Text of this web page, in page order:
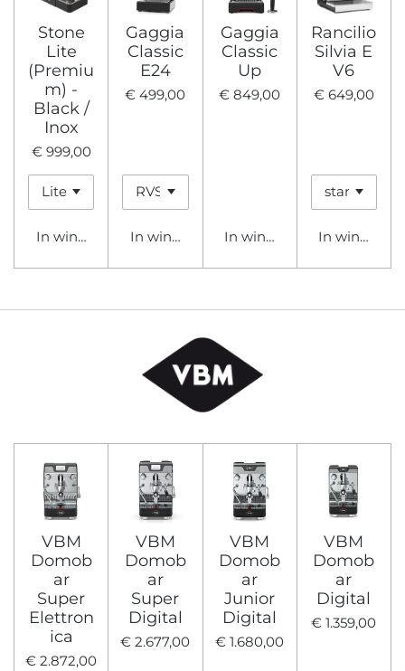
Stone
Lite
(Premiu
m) -
Black /
Inox
€ 999,00
In winkelwagen
Gaggia
Classic
E24
€ 499,00
In winkelwagen
Gaggia
Classic
Up
€ 849,00
In winkelwagen
Rancilio
Silvia E
V6
€ 649,00
In
VBM
Domob
ar
Super
Elettron
ica
€ 2.872,00
VBM
Domob
ar
Super
Digital
€ 2.677,00
VBM
Domob
ar
Junior
Digital
€ 1.680,00
VBM
Domob
ar
Digital
€ 1.359,00